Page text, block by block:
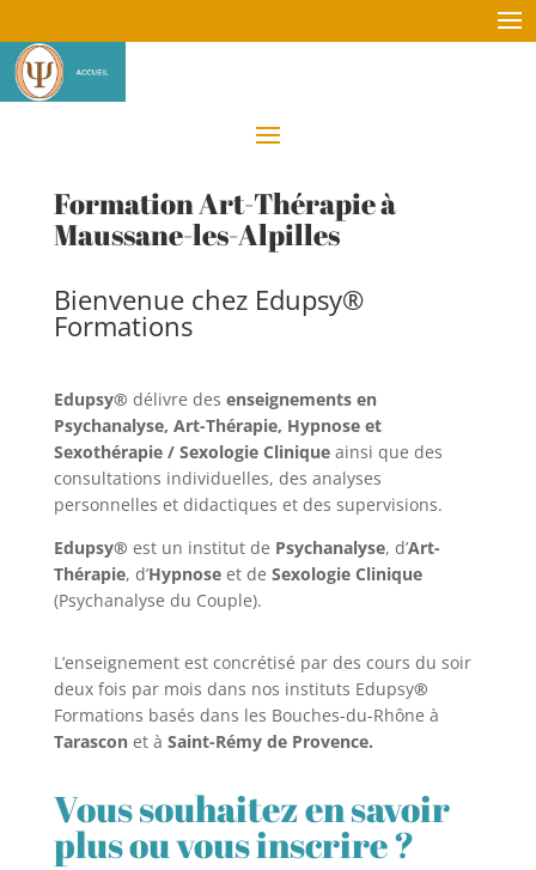
Formation Art-Thérapie à
Maussane-les-Alpilles
Bienvenue chez Edupsy®
Formations
Edupsy® délivre des enseignements en
Psychanalyse, Art-Thérapie, Hypnose et
Sexothérapie / Sexologie Cliniqueainsi que des
consultations individuelles, des analyses
personnelles et didactiques et des supervisions.
Edupsy® est un institut de Psychanalyse, d’Art-
Thérapie, d’Hypnoseet de Sexologie Clinique
(Psychanalyse du Couple).
L’enseignement est concrétisé par des cours du soir
deux fois par mois dans nos instituts Edupsy®
Formations basés dans les Bouches-du-Rhône à
Tarasconet à Saint-Rémy de Provence.
Vous souhaitez en savoir
plus ou vous inscrire ?